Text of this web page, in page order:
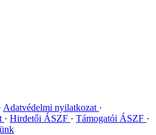
Adatvédelmi nyilatkozat
Hirdetői ÁSZF
Támogatói ÁSZF